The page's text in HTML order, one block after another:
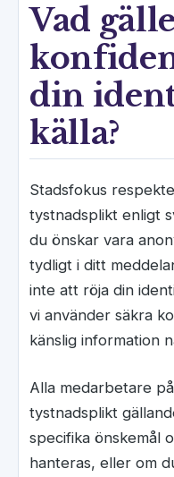
Vad
din
källa?
Stadsfokus
tystnadsplikt enligt
du önskar vara
tydligt i ditt
inte att röja din
vi använder säkra
känslig information
Alla medarbetare
tystnadsplikt
specifika önskemål
hanteras, eller om